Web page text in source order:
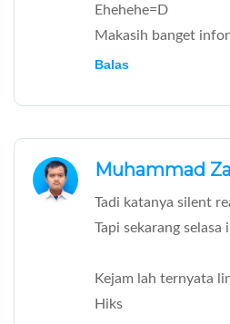
Ehehehe=D
Makasih banget
Balas
Muhammad
Tadi katanya silent
Tapi sekarang selasa i
Kejam lah ternyata
Hiks